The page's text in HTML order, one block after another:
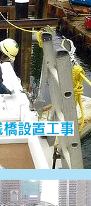
設置工事